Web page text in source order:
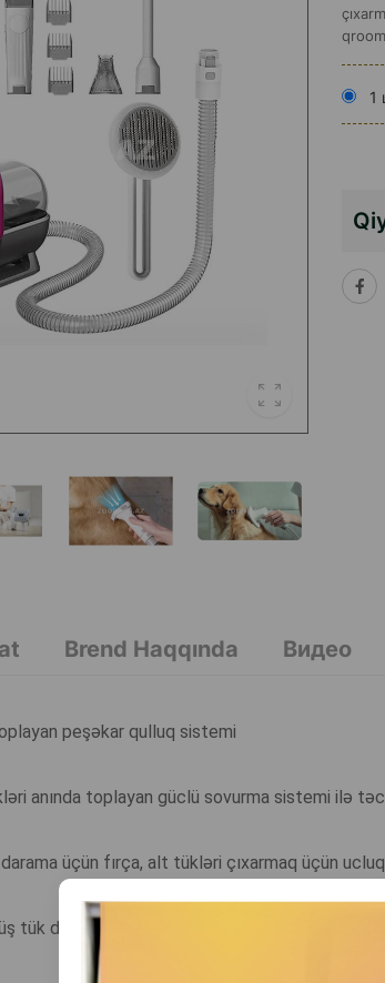
1
Brend Haqqında Видео
peşəkar qulluq sistemi
anında toplayan güclü sovurma sistemi ilə
üçün fırça, alt tükləri çıxarmaq üçün
tük dərhal şəffaf konteynerə yığılır, evdə çirk,